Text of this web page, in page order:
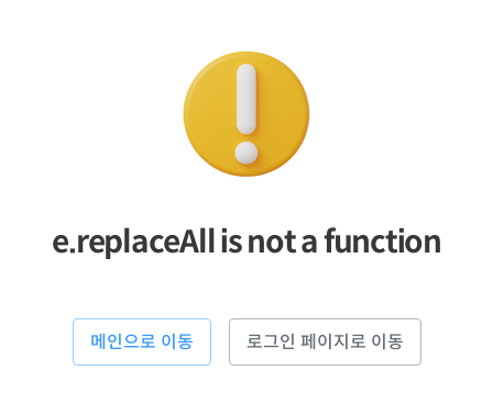
e.replaceAll is not a function
메인으로 이동 로그인 페이지로 이동